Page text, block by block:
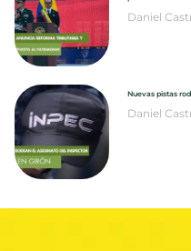
Daniel
Nuevas pistas
Daniel